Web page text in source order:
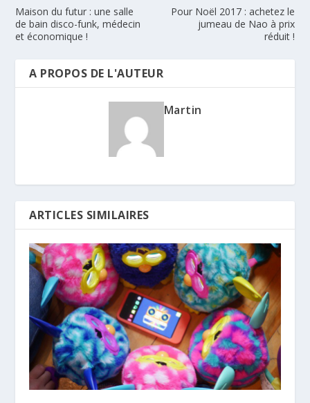
Maison du futur : une salle
de bain disco-funk, médecin
et économique !
Pour Noël 2017 : achetez le
jumeau de Nao à prix
réduit !
A PROPOS DE L'AUTEUR
Martin
ARTICLES SIMILAIRES